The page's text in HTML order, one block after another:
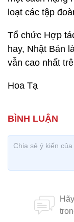
loạt các tập
Tổ chức Hợp
hay, Nhật Bản
vẫn cao nhất
Hoa Tạ